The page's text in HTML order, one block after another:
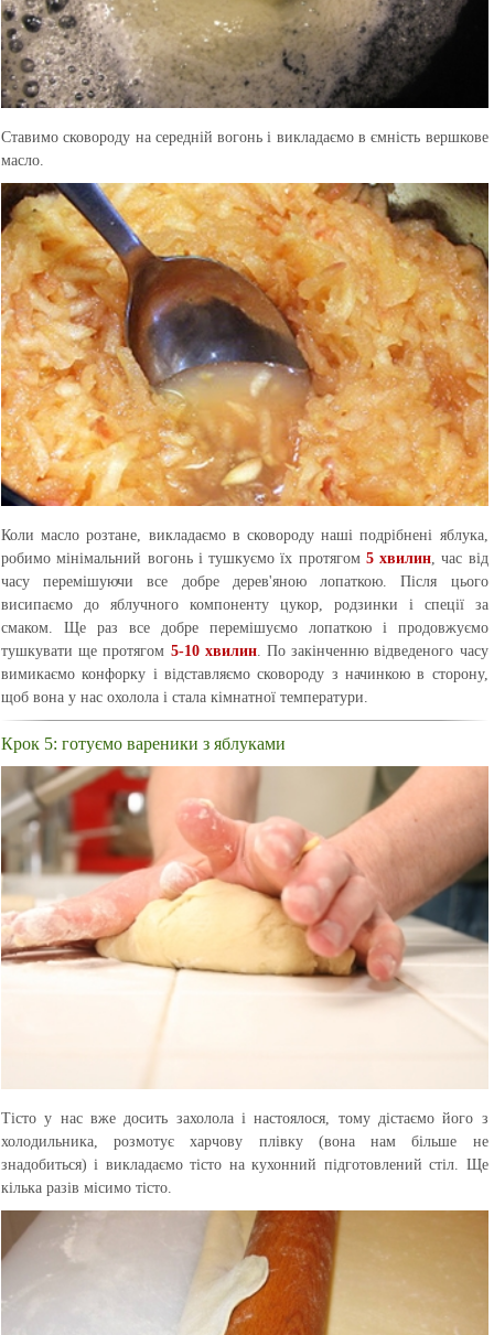
Ставимо сковороду на середній вогонь і викладаємо в ємність вершкове
масло.
Коли масло розтане, викладаємо в сковороду наші подрібнені яблука,
робимо мінімальний вогонь і тушкуємо їх протягом 5 хвилин, час від
часу перемішуючи все добре дерев'яною лопаткою. Після цього
висипаємо до яблучного компоненту цукор, родзинки і спеції за
смаком. Ще раз все добре перемішуємо лопаткою і продовжуємо
тушкувати ще протягом 5-10 хвилин. По закінченню відведеного часу
вимикаємо конфорку і відставляємо сковороду з начинкою в сторону,
щоб вона у нас охолола і стала кімнатної температури.
Крок 5: готуємо вареники з яблуками
Тісто у нас вже досить захолола і настоялося, тому дістаємо його з
холодильника, розмотує харчову плівку (вона нам більше не
знадобиться) і викладаємо тісто на кухонний підготовлений стіл. Ще
кілька разів місимо тісто.